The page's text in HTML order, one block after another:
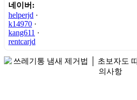
네이버:
helperjd ·
k14970 ·
kang611 ·
rentcarjd